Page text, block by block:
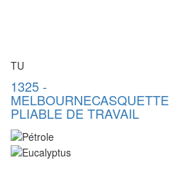
TU
1325-
MELBOURNECASQUETTE
PLIABLE DE TRAVAIL